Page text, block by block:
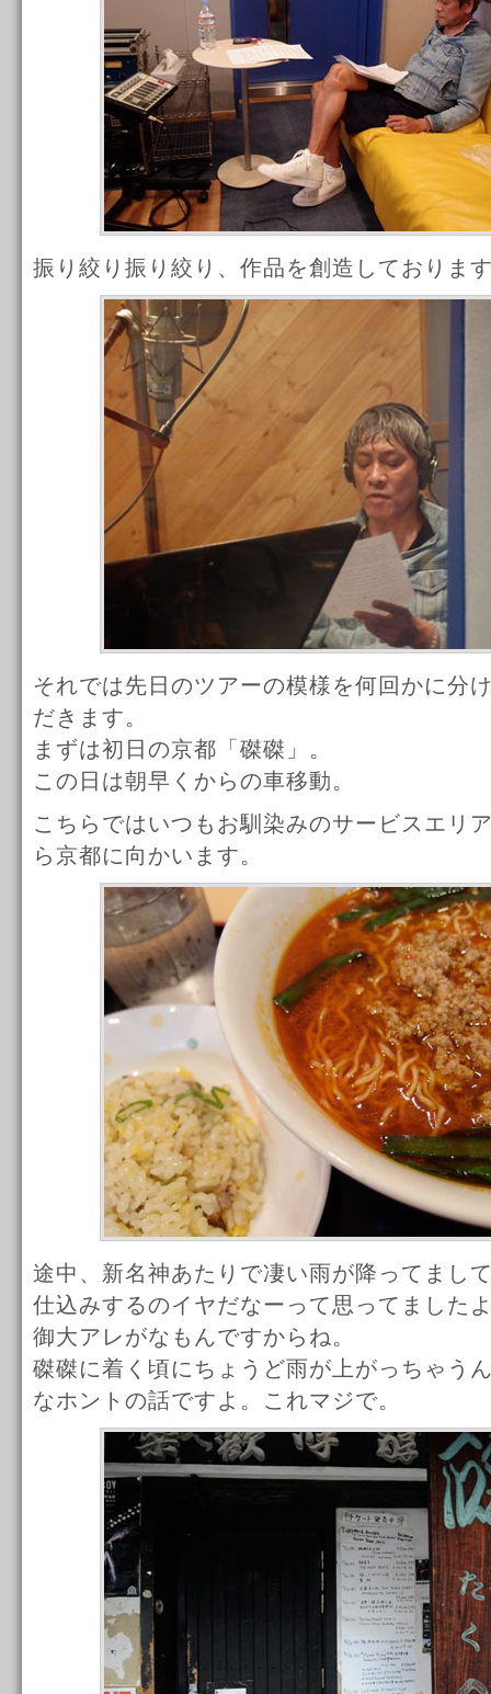
振り絞り振り絞り、作品を創造しておりま
それでは先日のツアーの模様を何回かに分
だきます。
まずは初日の京都「磔磔」。
この日は朝早くからの車移動。
こちらではいつもお馴染みのサービスエリ
ら京都に向かいます。
途中、新名神あたりで凄い雨が降ってまし
仕込みするのイヤだなーって思ってました
御大アレがなもんですからね。
磔磔に着く頃にちょうど雨が上がっちゃう
なホントの話ですよ。これマジで。